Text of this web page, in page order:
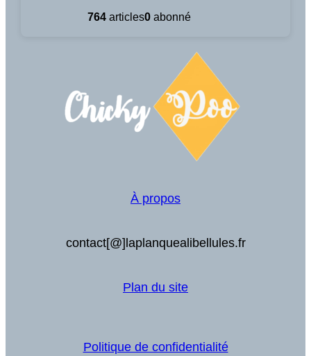
764 articles0 abonné
À propos
contact[@]laplanquealibellules.fr
Plan du site
Politique de confidentialité